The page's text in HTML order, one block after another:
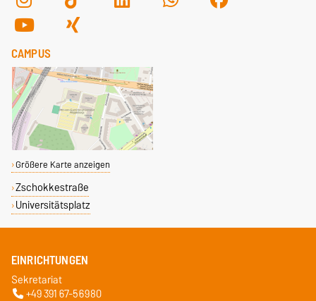
CAMPUS
Größere Karte anzeigen
Zschokkestraße
Universitätsplatz
EINRICHTUNGEN
Sekretariat
+49 391 67-56980